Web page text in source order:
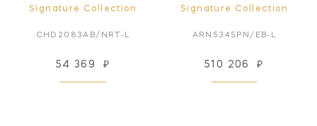
Signature Collection
CHD2083AB/NRT-L
54 369 ₽
Signature Collection
ARN5345PN/EB-L
510 206 ₽